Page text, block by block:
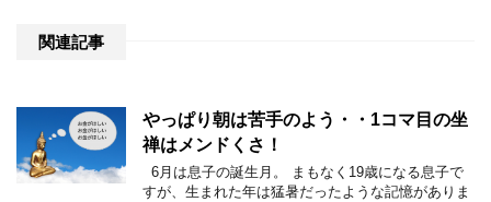
関連記事
やっぱり朝は苦手のよう・・1コマ目の坐
禅はメンドくさ！
6月は息子の誕生月。 まもなく19歳になる息子で
すが、生まれた年は猛暑だったような記憶がありま